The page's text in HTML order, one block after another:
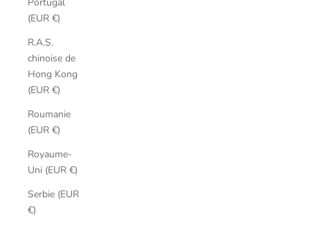
(EUR €)
R.A.S.
chinoise de
Hong Kong
(EUR €)
Roumanie
(EUR €)
Royaume-
Uni (EUR €)
Serbie (EUR
€)